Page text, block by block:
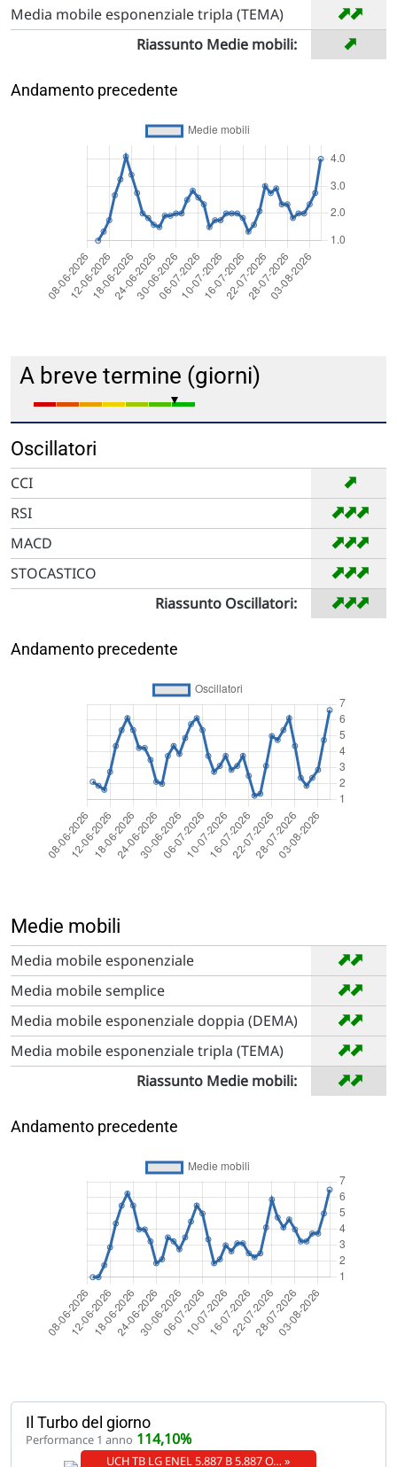
Media mobile esponenziale tripla (TEMA) ➡
➡
Riassunto Medie mobili: ➡
Andamento precedente
A breve termine (giorni)
Oscillatori
CCI ➡
RSI ➡
➡
➡
MACD ➡
➡
➡
STOCASTICO ➡
➡
➡
Riassunto Oscillatori: ➡
➡
➡
Andamento precedente
Medie mobili
Media mobile esponenziale ➡
➡
Media mobile semplice ➡
➡
Media mobile esponenziale doppia (DEMA) ➡
➡
Media mobile esponenziale tripla (TEMA) ➡
➡
Riassunto Medie mobili: ➡
➡
Andamento precedente
Il Turbo del giorno
Performance 1 anno 114,10%
UCH TB LG ENEL 5.887 B 5.887 O… »